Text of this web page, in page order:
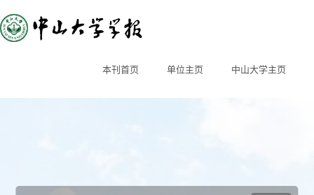
本刊首页 单位主页 中山大学主页